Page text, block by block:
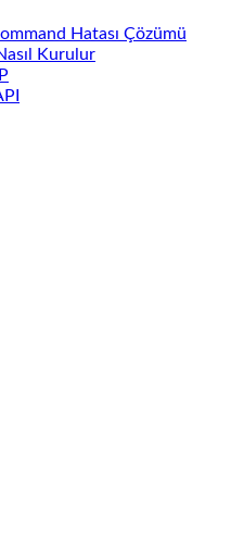
Hatası Çözümü
Kurulur